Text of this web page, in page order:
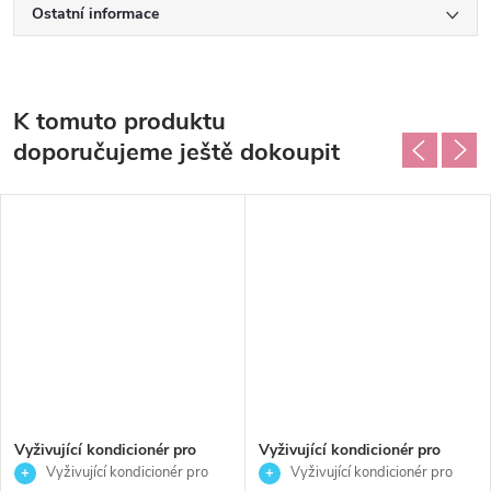
Ostatní informace
K tomuto produktu
doporučujeme ještě dokoupit
Vyživující kondicionér pro
poškozené a křehké vlasy -
Vyživující kondicionér pro
Vyživující kondicionér pro
poškozené a křehké vlasy -
Vyživující kondicionér pro